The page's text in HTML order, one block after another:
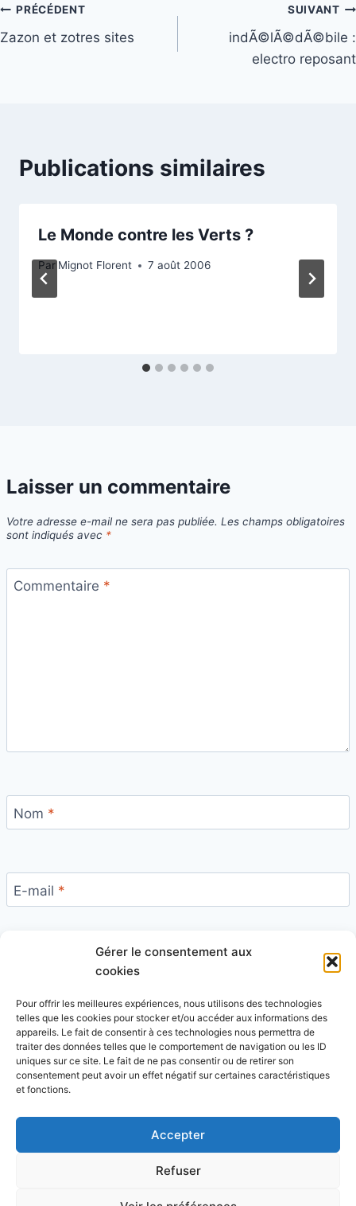
Gérer le consentement aux
cookies
Pour offrir les meilleures expériences, nous utilisons des technologies
telles que les cookies pour stocker et/ou accéder aux informations des
appareils. Le fait de consentir à ces technologies nous permettra de
traiter des données telles que le comportement de navigation ou les ID
uniques sur ce site. Le fait de ne pas consentir ou de retirer son
consentement peut avoir un effet négatif sur certaines caractéristiques
et fonctions.
Accepter
Refuser
Navigation
de
PRÉCÉDENT
Zazon et zotres sites
SUIVANT
indÃ©lÃ©dÃ©bile :
electro reposant
Publications similaires
Le Monde contre les Verts ?
Par Mignot Florent 7 août 2006
Laisser un commentaire
Votre adresse e-mail ne sera pas publiée. Les champs obligatoires
sont indiqués avec *
Commentaire *
Nom *
E-mail *
Ce site utilise Akismet pour réduire les indésirables.
En savoir plus sur la façon dont les données de vos